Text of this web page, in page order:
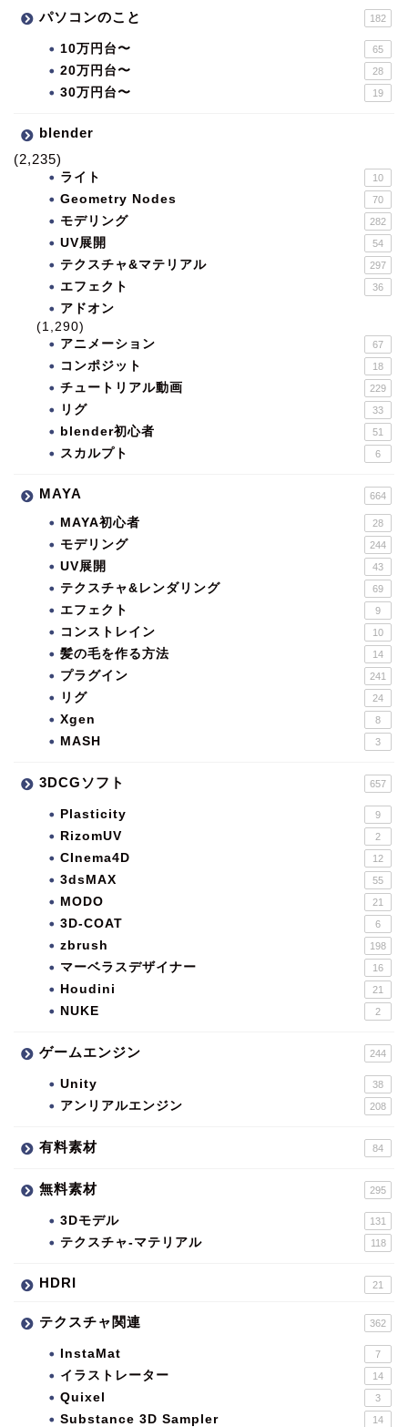
パソコンのこと 182
10万円台〜 65
20万円台〜 28
30万円台〜 19
blender
(2,235)
ライト 10
Geometry Nodes 70
モデリング 282
UV展開 54
テクスチャ&マテリアル 297
エフェクト 36
アドオン
(1,290)
アニメーション
67
コンポジット 18
チュートリアル動画 229
リグ 33
blender初心者 51
スカルプト 6
MAYA 664
MAYA初心者 28
モデリング 244
UV展開 43
テクスチャ&レンダリング 69
エフェクト 9
コンストレイン 10
髪の毛を作る方法 14
プラグイン 241
リグ 24
Xgen 8
MASH 3
3DCGソフト 657
Plasticity 9
RizomUV 2
CInema4D 12
3dsMAX 55
MODO 21
3D-COAT 6
zbrush 198
マーベラスデザイナー 16
Houdini 21
NUKE 2
ゲームエンジン 244
Unity 38
アンリアルエンジン 208
有料素材 84
無料素材 295
3Dモデル 131
テクスチャ-マテリアル 118
HDRI 21
テクスチャ関連 362
InstaMat 7
イラストレーター 14
Quixel 3
Substance 3D Sampler 14